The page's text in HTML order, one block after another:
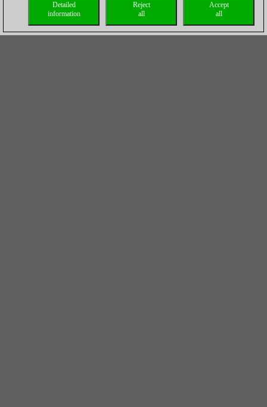
Accept
all
Reject
all
Detailed
information